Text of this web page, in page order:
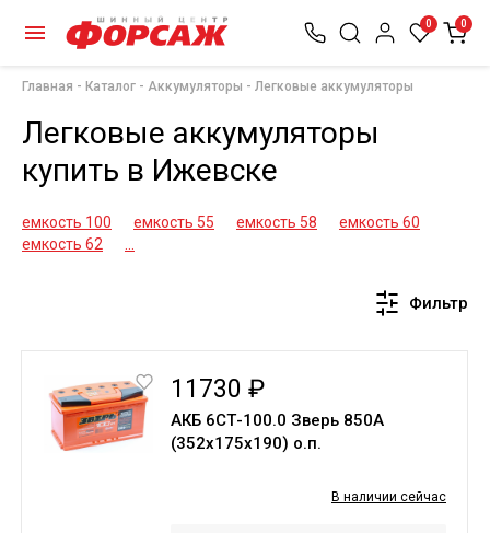
0 0
Главная Каталог Аккумуляторы Легковые аккумуляторы
Легковые аккумуляторы
купить в Ижевске
емкость 100 емкость 55 емкость 58
емкость 60
емкость 62
Фильтр
11730 ₽
АКБ 6СТ-100.0 Зверь 850A
(352х175х190) о.п.
В наличии сейчас